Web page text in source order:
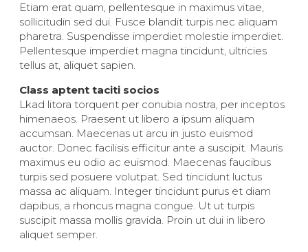
Etiam erat quam, pellentesque in maximus vitae,
sollicitudin sed dui. Fusce blandit turpis nec aliquam
pharetra. Suspendisse imperdiet molestie imperdiet.
Pellentesque imperdiet magna tincidunt, ultricies
tellus at, aliquet sapien.
Class aptent taciti socios
Lkad litora torquent per conubia nostra, per inceptos
himenaeos. Praesent ut libero a ipsum aliquam
accumsan. Maecenas ut arcu in justo euismod
auctor. Donec facilisis efficitur ante a suscipit. Mauris
maximus eu odio ac euismod. Maecenas faucibus
turpis sed posuere volutpat. Sed tincidunt luctus
massa ac aliquam. Integer tincidunt purus et diam
dapibus, a rhoncus magna congue. Ut ut turpis
suscipit massa mollis gravida. Proin ut dui in libero
aliquet semper.